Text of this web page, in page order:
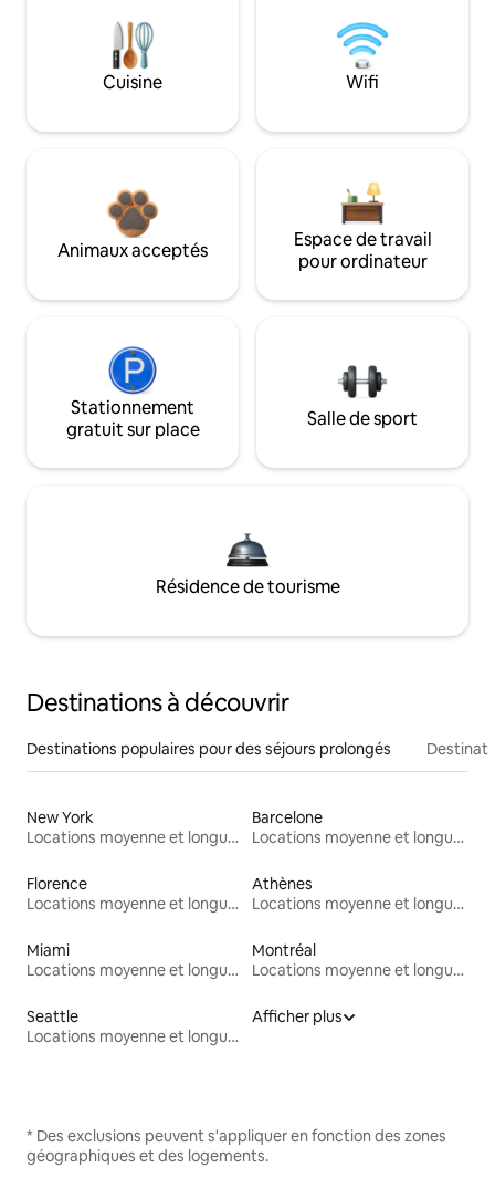
Cuisine Wifi
Animaux acceptés
Espace de travail
pour ordinateur
Stationnement
gratuit sur place
Salle de sport
Résidence de tourisme
Destinations à découvrir
Destinations populaires pour des séjours prolongés
New York
Locations moyenne et longue durée
Barcelone
Locations moyenne et longue durée
Florence
Locations moyenne et longue durée
Athènes
Locations moyenne et longue durée
Miami
Locations moyenne et longue durée
Montréal
Locations moyenne et longue durée
Seattle
Locations moyenne et longue durée
Afficher plus
* Des exclusions peuvent s'appliquer en fonction des zones
géographiques et des logements.